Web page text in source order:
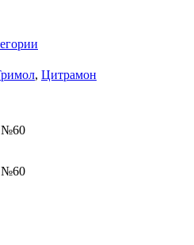
, Цитрамон
№60
№60